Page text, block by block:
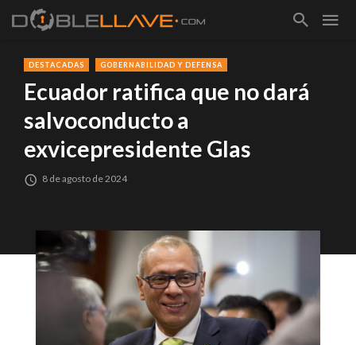
DESTACADAS GOBERNABILIDAD Y DEFENSA
Ecuador ratifica que no dará
salvoconducto a
exvicepresidente Glas
8 de agosto de 2024